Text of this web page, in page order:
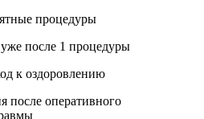
процедуры
после 1 процедуры
к оздоровлению
после оперативного